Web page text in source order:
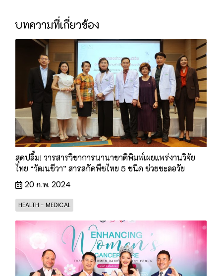
บทความที่เกี่ยวข้อง
สุดปลื้ม! วารสารวิชาการนานาชาติพิมพ์เผยแพร่งานวิจัย
ไทย “วัฒนชีวา” สารสกัดพืชไทย 5 ชนิด ช่วยชะลอวัย
20 ก.พ. 2024
HEALTH - MEDICAL